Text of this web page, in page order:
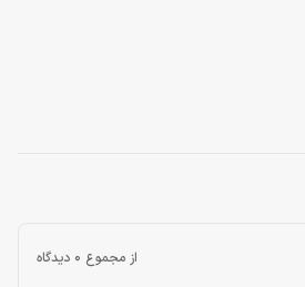
از مجموع 0 دیدگاه